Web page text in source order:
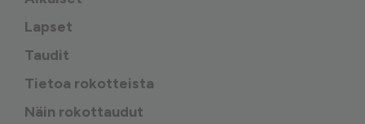
Lapset
Taudit
Tietoa rokotteista
Näin rokottaudut